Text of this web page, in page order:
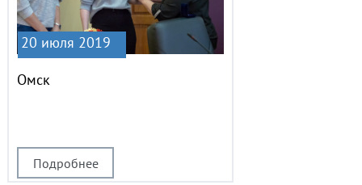
Подробнее
Омск
20 июля 2019